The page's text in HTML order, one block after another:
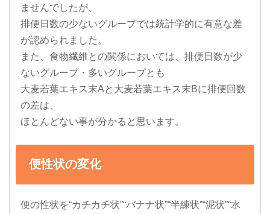
ませんでしたが、
排便日数の少ないグループでは統計学的に有意な差
が認められました。
また、食物繊維との関係においては、排便日数が少
ないグループ・多いグループとも
大麦若葉エキス末Aと大麦若葉エキス末Bに排便回数
の差は、
ほとんどない事が分かると思います。
便性状の変化
便の性状を“カチカチ状”“バナナ状”“半練状”“泥状”“水